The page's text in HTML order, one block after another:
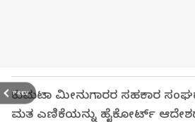
PREV
ಕುಮಟಾ ಮೀನುಗಾರರ ಸಹಕಾರ
ಮತ ಎಣಿಕೆಯನ್ನು ಹೈಕೋರ್ಟ್‌